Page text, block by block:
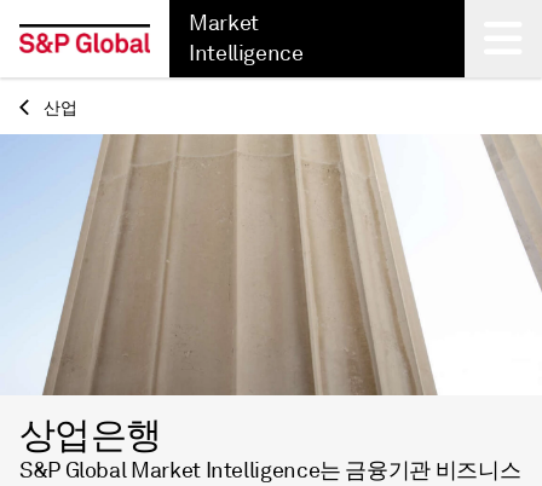
Market
Intelligence
산업
상업은행
S&P Global Market Intelligence는 금융기관 비즈니스